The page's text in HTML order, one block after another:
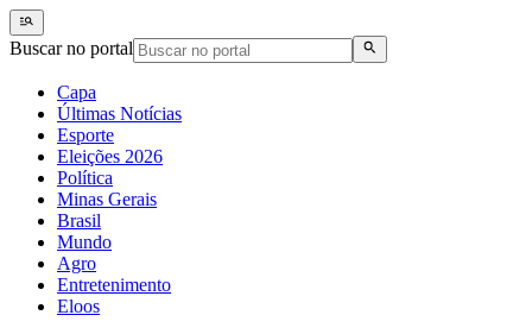
Buscar no portal
Capa
Últimas Notícias
Esporte
Eleições 2026
Política
Minas Gerais
Brasil
Mundo
Agro
Entretenimento
Eloos